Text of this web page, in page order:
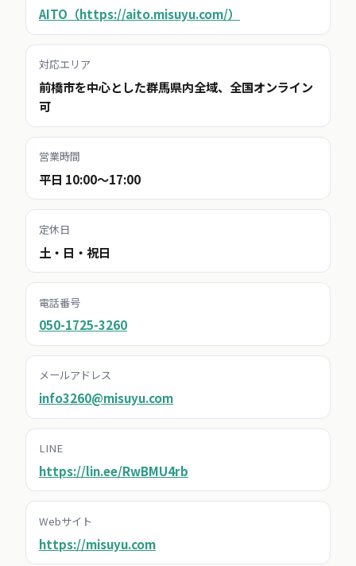
AITO（https://aito.misuyu.com/）
対応エリア
前橋市を中心とした群馬県内全域、全国オンライン
可
営業時間
平日 10:00〜17:00
定休日
土・日・祝日
電話番号
050-1725-3260
メールアドレス
info3260@misuyu.com
LINE
https://lin.ee/RwBMU4rb
Webサイト
https://misuyu.com